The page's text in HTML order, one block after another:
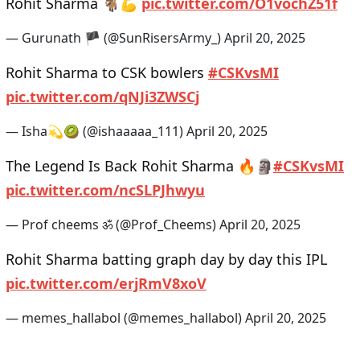
— Gurunath 🏴 (@SunRisersArmy_)April 20, 2025
Rohit Sharma to CSK bowlers #CSKvsMI
pic.twitter.com/qNJi3ZWSCj
— Isha💫🥝 (@ishaaaaa_111)April 20, 2025
The Legend Is Back Rohit Sharma 🔥🗿#CSKvsMI
pic.twitter.com/ncSLPJhwyu
— Prof cheems ॐ (@Prof_Cheems)April 20, 2025
Rohit Sharma batting graph day by day this IPL
pic.twitter.com/erjRmV8xoV
— memes_hallabol (@memes_hallabol)April 20, 2025